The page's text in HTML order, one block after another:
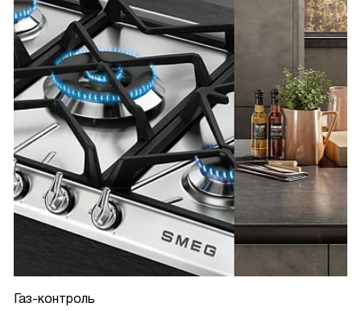
Газ-контроль